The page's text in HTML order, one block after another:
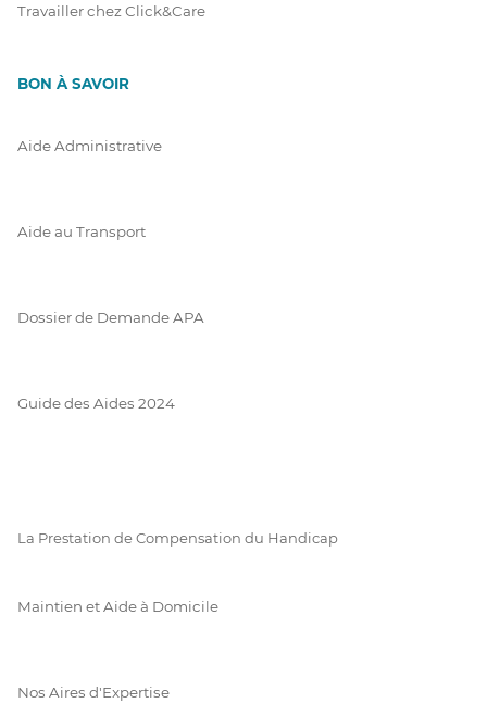
Travailler chez Click&Care
BON À SAVOIR
Aide Administrative
Aide au Transport
Dossier de Demande APA
Guide des Aides 2024
La Prestation de Compensation du Handicap
Maintien et Aide à Domicile
Nos Aires d'Expertise